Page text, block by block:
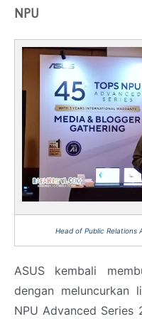
NPU
Head of Public Relations
ASUS kembali
dengan meluncurkan
NPU Advanced